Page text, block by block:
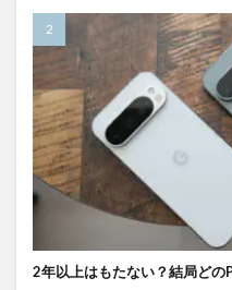
2年以上はもたない？結局ど